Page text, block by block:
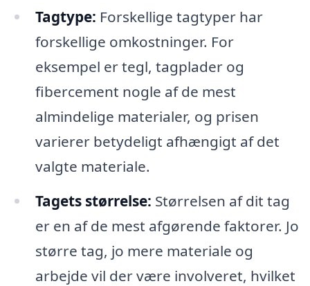
Tagtype: Forskellige tagtyper har
forskellige omkostninger. For
eksempel er tegl, tagplader og
fibercement nogle af de mest
almindelige materialer, og prisen
varierer betydeligt afhængigt af det
valgte materiale.
Tagets størrelse: Størrelsen af dit tag
er en af de mest afgørende faktorer. Jo
større tag, jo mere materiale og
arbejde vil der være involveret, hvilket